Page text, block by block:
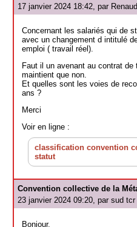
17 janvier 2024 18:42, par
Concernant les salariés qui de
avec un changement d intitulé
emploi ( travail réel).
Faut il un avenant au contrat
maintient que non.
Et quelles sont les voies de
ans ?
Merci
Voir en ligne :
classification convention
statut
Convention collective de la
23 janvier 2024 09:20, par sud tcr
Bonjour.